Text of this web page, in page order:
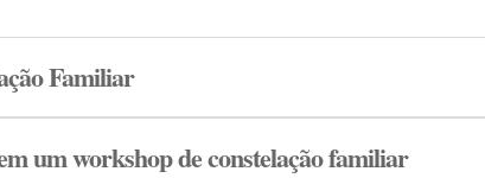
Familiar
um workshop de constelação familiar